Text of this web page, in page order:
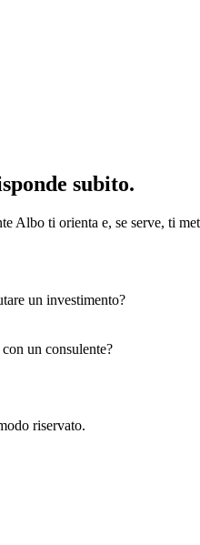
subito.
Albo ti orienta e, se serve, ti
un investimento?
un consulente?
riservato.